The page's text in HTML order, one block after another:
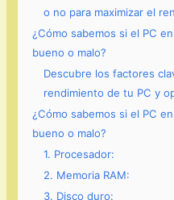
o no para maximizar el
¿Cómo sabemos si el PC
bueno o malo?
Descubre los factores
rendimiento de tu PC y
¿Cómo sabemos si el PC
bueno o malo?
1. Procesador:
2. Memoria RAM:
3. Disco duro: